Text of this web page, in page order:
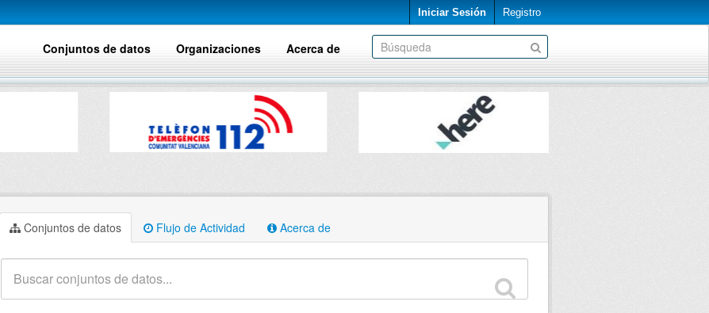
Iniciar Sesión Registro
Conjuntos de datos Organizaciones Acerca de
Conjuntos de datos Flujo de Actividad Acerca de